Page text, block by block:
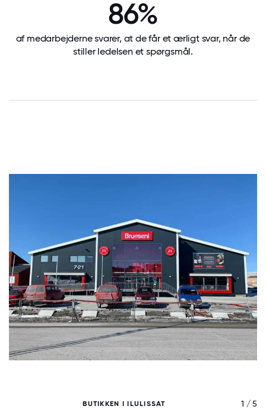
86%
af medarbejderne svarer, at de får et ærligt svar, når de
stiller ledelsen et spørgsmål.
BUTIKKEN I ILULISSAT 1 / 5